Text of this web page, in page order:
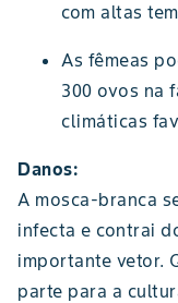
com altas
As fêmeas
300 ovos na
climáticas
Danos:
A mosca-branca
infecta e contrai
importante vetor.
parte para a